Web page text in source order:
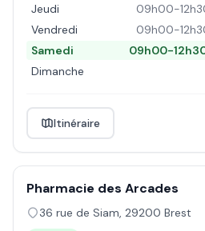
Jeudi
09h00-
Vendredi
09h00-
Samedi
09h00-
Dimanche
Itinéraire
Pharmacie des Arcades
36 rue de Siam, 29200 Brest